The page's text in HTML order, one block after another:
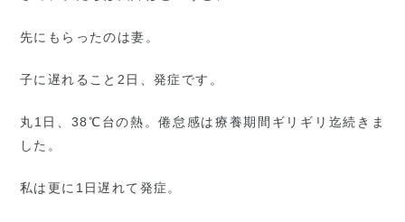
先にもらったのは妻。
子に遅れること2日、発症です。
丸1日、38℃台の熱。倦怠感は療養期間ギリギリ迄続きま
した。
私は更に1日遅れて発症。